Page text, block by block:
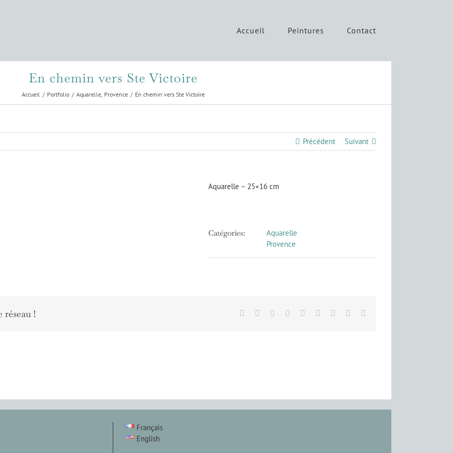
Accueil Peintures Contact
En chemin vers Ste Victoire
Accueil Portfolio Aquarelle Provence En chemin vers Ste Victoire
Précédent Suivant
Aquarelle – 25×16 cm
Catégories:
Aquarelle
Provence
réseau ! Facebook Reddit LinkedInWhatsApp
TumblrPinterest
Français
English